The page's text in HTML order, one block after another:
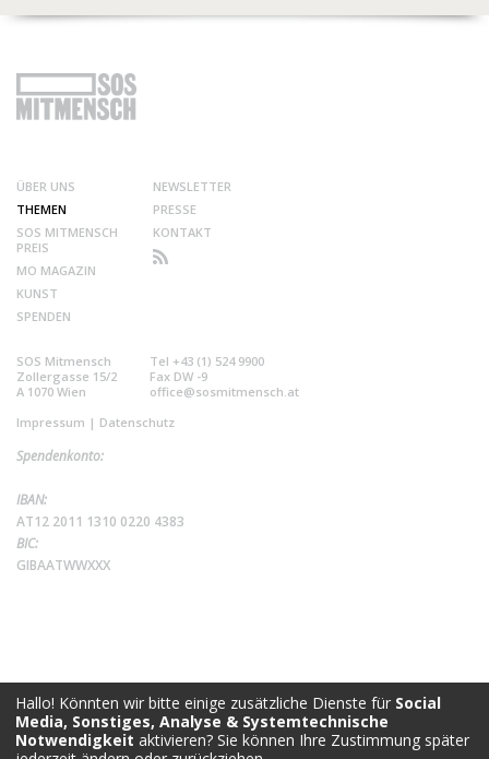
ÜBER UNS
THEMEN
SOS MITMENSCH
PREIS
MO MAGAZIN
KUNST
SPENDEN
NEWSLETTER
PRESSE
KONTAKT
SOS Mitmensch
Zollergasse 15/2
A 1070 Wien
Tel +43 (1) 524 9900
Fax DW -9
office@sosmitmensch.at
Impressum | Datenschutz
Spendenkonto:
IBAN:
AT12 2011 1310 0220 4383
BIC:
GIBAATWWXXX
Hallo! Könnten wir bitte einige zusätzliche Dienste für Social
Media, Sonstiges, Analyse & Systemtechnische
Notwendigkeit aktivieren? Sie können Ihre Zustimmung später